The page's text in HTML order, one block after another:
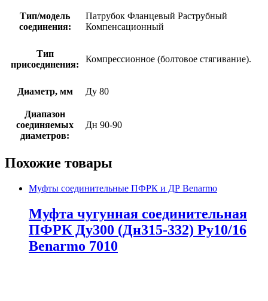
Тип/модель
соединения:
Патрубок Фланцевый Раструбный
Компенсационный
Тип
присоединения:
Компрессионное (болтовое стягивание).
Диаметр, мм Ду 80
Диапазон
соединяемых
диаметров:
Дн 90-90
Похожие товары
Муфты соединительные ПФРК и ДР Benarmo
Муфта чугунная соединительная
ПФРК Ду300 (Дн315-332) Ру10/16
Benarmo 7010